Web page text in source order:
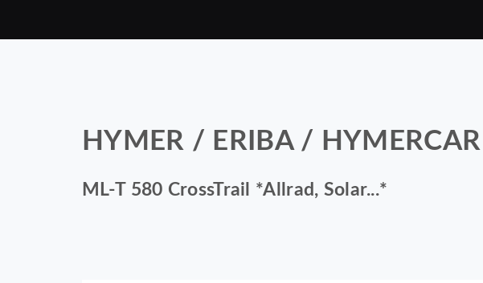
HYMER / ERIBA / HYMERCAR
ML-T 580 CrossTrail *Allrad, Solar...*